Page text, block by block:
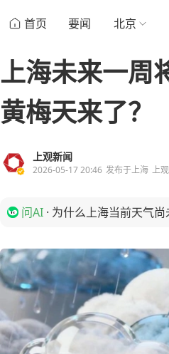
首页 要闻 北京
上海未来一周
黄梅天来了？
上观新闻
2026-05-17 20:46 发布于上海 上
问AI · 为什么上海当前天气尚